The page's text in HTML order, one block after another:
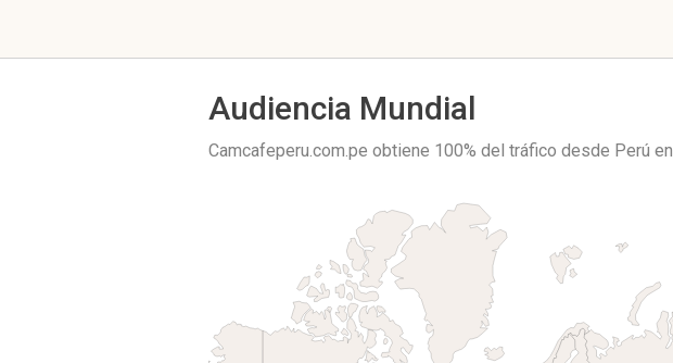
Audiencia Mundial
Camcafeperu.com.pe obtiene 100% del tráfico desde Perú